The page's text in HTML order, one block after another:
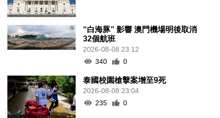
“白海豚” 影響 澳門機場明後取消
32個航班
2026-08-08 23:12
340
0
泰國校園槍擊案增至9死
2026-08-08 23:04
235
0